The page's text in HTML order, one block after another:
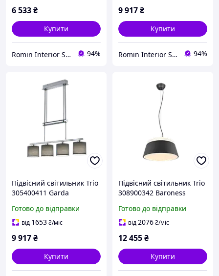
6 533₴
Купити
Romin Interior Store 94%
9 917₴
Купити
Romin Interior Store 94%
Підвісний світильник Trio
305400411 Garda
Готово до відправки
від 1653₴/міс
9 917₴
Купити
Підвісний світильник Trio
308900342 Baroness
Готово до відправки
від2076₴/міс
12 455₴
Купити